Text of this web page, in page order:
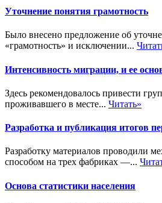
Уточнение понятия грамотность
Было внесено предложение об
«грамотность» и исключении...
Интенсивность миграции, и ее
Здесь рекомендовалось привести
проживавшего в месте... Читать»
Разработка и публикация итогов
Разработку материалов проводили
способом на трех фабриках —...
Основа статистики населения